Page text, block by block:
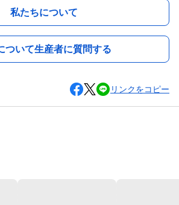
私たちについて
ついて生産者に質問する
リンクをコピー